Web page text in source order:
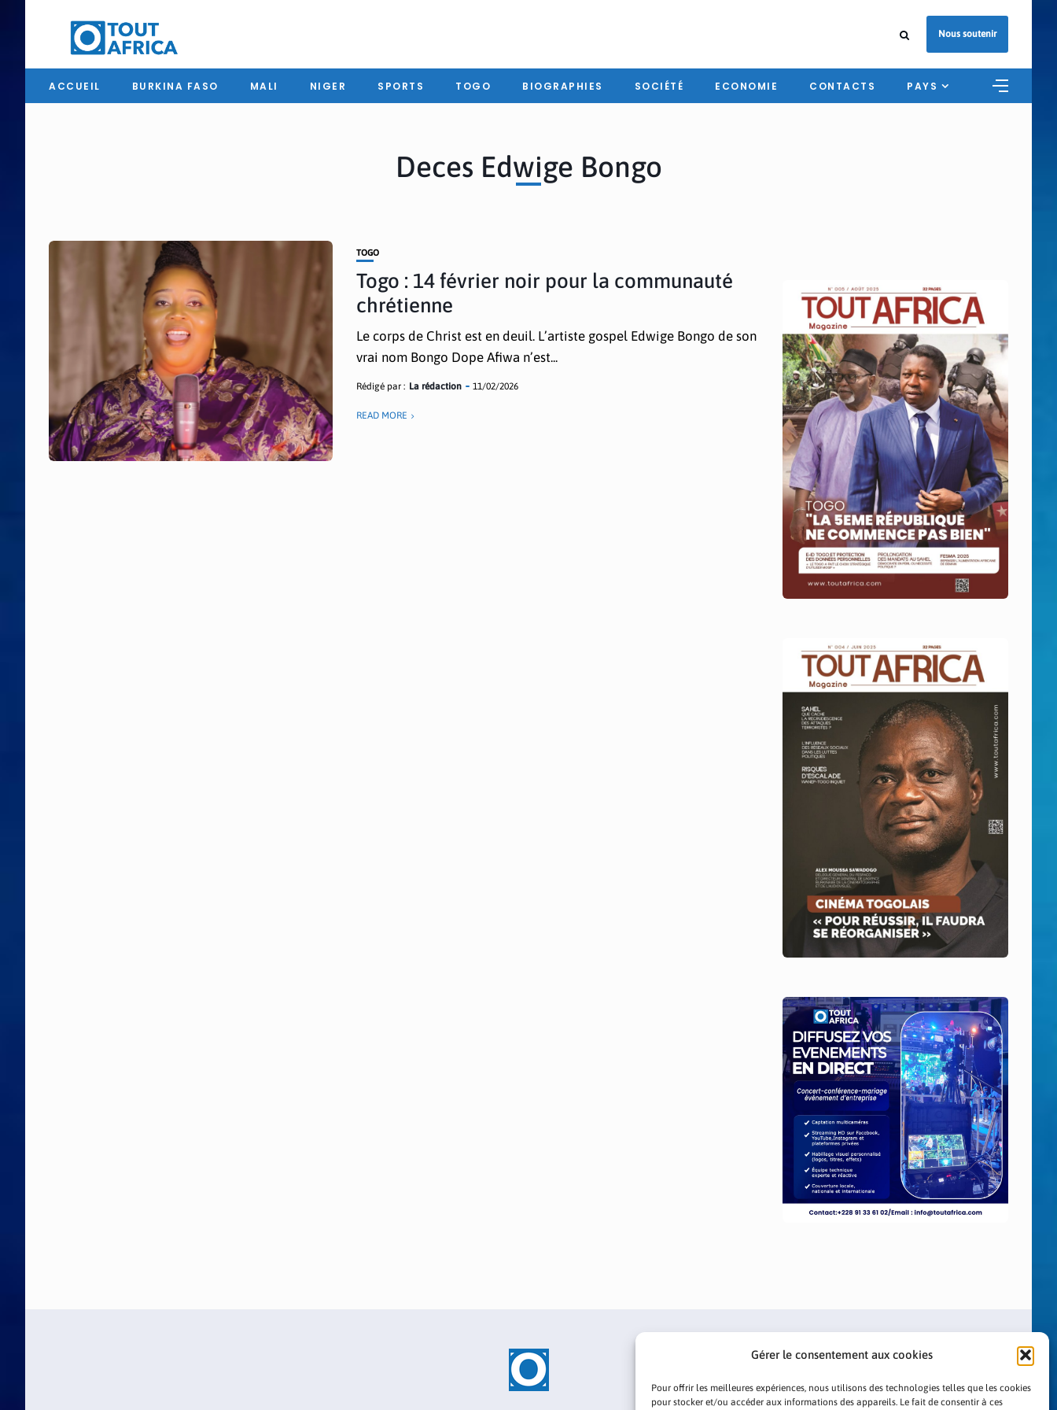
Gérer le consentement aux cookies
Pour offrir les meilleures expériences, nous utilisons des technologies telles que les cookies
pour stocker et/ou accéder aux informations des appareils. Le fait de consentir à ces
Nous soutenir
ACCUEIL BURKINA FASO MALI NIGER SPORTS TOGO BIOGRAPHIES SOCIÉTÉ ECONOMIE CONTACTS PAYS
Deces Edwige Bongo
TOGO
Togo : 14 février noir pour la communauté
chrétienne
Le corps de Christ est en deuil. L’artiste gospel Edwige Bongo de son
vrai nom Bongo Dope Afiwa n’est...
Rédigé par : La rédaction 11/02/2026
READ MORE